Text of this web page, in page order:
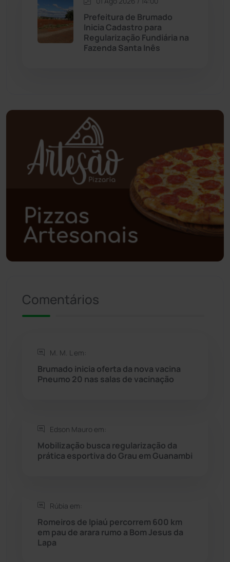
Palmas de Monte Alto
(342)
Poções (182)
Polícia Civil (57)
Polícia Militar (27)
Política (03)
Presidente Jânio Qu... (125)
Rio de Contas
Rio do Antônio
Rio do Pires
Seabra
Sebastião Laranjeiras (96)
Tanhaçu
Prefeitura de Brumado
Inicia Cadastro para
Regularização Fundiária na
Fazenda Santa Inês
Comentários
M. M. L em:
Brumado inicia oferta da nova vacina
Pneumo 20 nas salas de vacinação
Edson Mauro em:
Mobilização busca regularização da
prática esportiva do Grau em Guanambi
Rúbia em:
Romeiros de Ipiaú percorrem 600 km
em pau de arara rumo a Bom Jesus da
Lapa